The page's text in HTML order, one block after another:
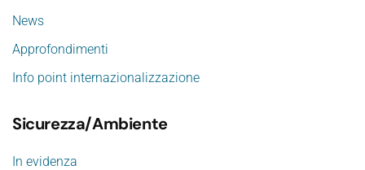
News
Approfondimenti
Info point internazionalizzazione
Sicurezza/Ambiente
In evidenza